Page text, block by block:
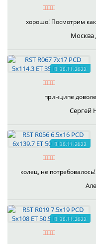
хорошо! Посмотрим
Москва
30.11.2022
принципе
Сергей
30.11.2022
колец, не
30.11.2022